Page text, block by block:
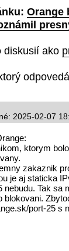
Orange
diskusií ako
2025-02-07
ktorym
zakaznik
je aj staticka
nebudu. Tak sa
blokovani.
port-25 s